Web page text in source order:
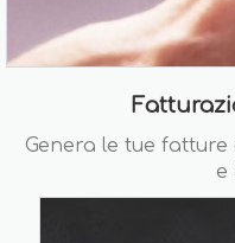
Genera le tue
e